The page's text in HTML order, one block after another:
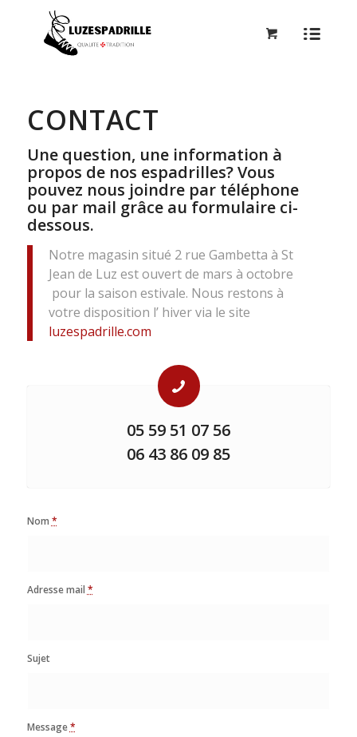
CONTACT
Une question, une information à
propos de nos espadrilles? Vous
pouvez nous joindre par téléphone
ou par mail grâce au formulaire ci-
dessous.
Notre magasin situé 2 rue Gambetta à St
Jean de Luz est ouvert de mars à octobre
pour la saison estivale. Nous restons à
votre disposition l’ hiver via le site
luzespadrille.com
05 59 51 07 56
06 43 86 09 85
Nom *
Adresse mail *
Sujet
Message*